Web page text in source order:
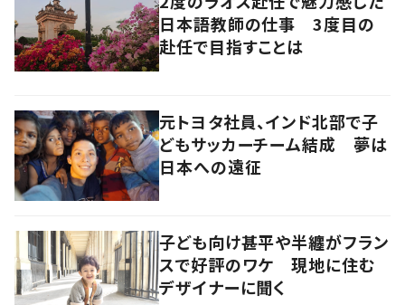
日本語教師の仕事 3度目の
赴任で目指すことは
元トヨタ社員、インド北部で子
どもサッカーチーム結成 夢は
日本への遠征
子ども向け甚平や半纏がフラン
スで好評のワケ 現地に住む
デザイナーに聞く